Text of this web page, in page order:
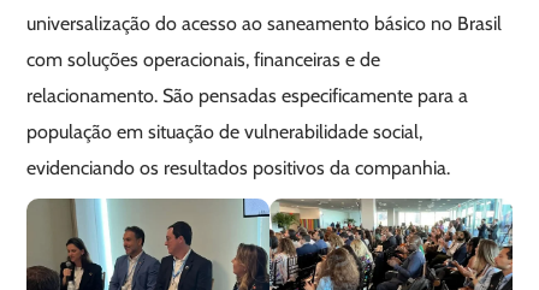
universalização do acesso ao saneamento básico no Brasil
com soluções operacionais, financeiras e de
relacionamento. São pensadas especificamente para a
população em situação de vulnerabilidade social,
evidenciando os resultados positivos da companhia.